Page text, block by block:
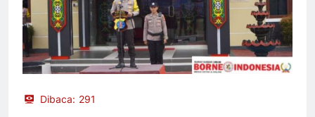
Dibaca: 291